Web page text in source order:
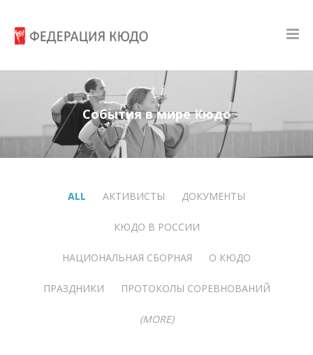
События в мире Кюдо
ALL АКТИВИСТЫ ДОКУМЕНТЫ
КЮДО В РОССИИ
НАЦИОНАЛЬНАЯ СБОРНАЯ О КЮДО
ПРАЗДНИКИ ПРОТОКОЛЫ СОРЕВНОВАНИЙ
(MORE)